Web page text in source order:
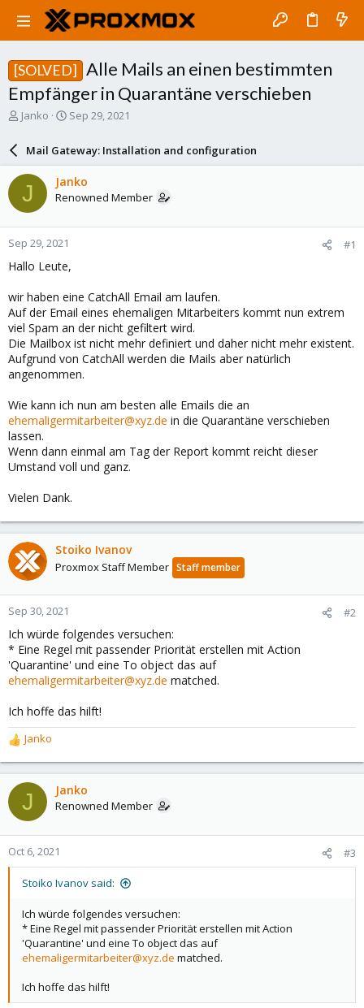
[SOLVED]
Alle Mails an einen bestimmten
Empfänger in Quarantäne verschieben
T
a
s
t
a
r
t
e
Janko
S
r
d
a
e
Sep 29, 2021
Mail Gateway: Installation and configuration
J Janko
Renowned Member
Sep 29, 2021 #1
Hallo Leute,
wir haben eine CatchAll Email am laufen.
Auf der Email eines ehemaligen Mitarbeiters kommt nun extrem
viel Spam an der nicht gefiltert wird.
Die Mailbox ist nicht mehr definiert und daher nicht mehr existent.
Aufgrund von CatchAll werden die Mails aber natürlich
angenommen.
Wie kann ich nun am besten alle Emails die an
ehemaligermitarbeiter@xyz.de in die Quarantäne verschieben
lassen.
Wenn dann einmal am Tag der Report kommt reicht dieser
Umstand voll und ganz.
Vielen Dank.
Stoiko Ivanov
Proxmox Staff Member Staff member
Sep 30, 2021 #2
Ich würde folgendes versuchen:
* Eine Regel mit passender Priorität erstellen mit Action
'Quarantine' und eine To object das auf
ehemaligermitarbeiter@xyz.de matched.
Ich hoffe das hilft!
R
e
a
c
t
o
n
Janko
J Janko
Renowned Member
Oct 6, 2021 #3
Stoiko Ivanov said:
Ich würde folgendes versuchen:
* Eine Regel mit passender Priorität erstellen mit Action
'Quarantine' und eine To object das auf
ehemaligermitarbeiter@xyz.de matched.
Ich hoffe das hilft!